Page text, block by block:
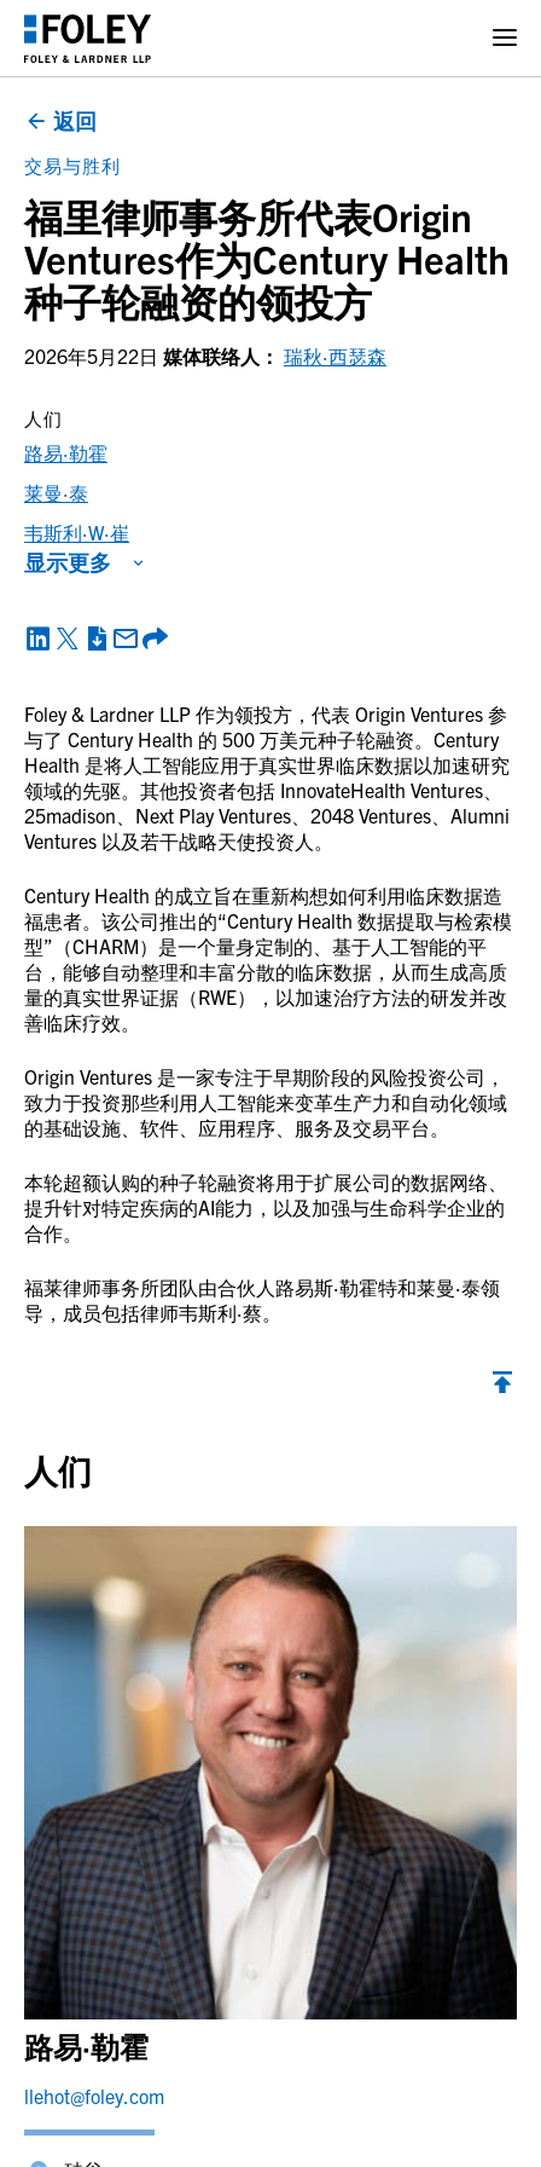
返回
交易与胜利
福里律师事务所代表Origin
Ventures作为Century Health
种子轮融资的领投方
2026年5月22日 媒体联络人： 瑞秋·西瑟森
Foley & Lardner LLP 作为领投方，代表 Origin Ventures 参
与了 Century Health 的 500 万美元种子轮融资。Century
Health 是将人工智能应用于真实世界临床数据以加速研究
领域的先驱。其他投资者包括 InnovateHealth Ventures、
25madison、Next Play Ventures、2048 Ventures、Alumni
Ventures 以及若干战略天使投资人。
Century Health 的成立旨在重新构想如何利用临床数据造
福患者。该公司推出的“Century Health 数据提取与检索模
型”（CHARM）是一个量身定制的、基于人工智能的平
台，能够自动整理和丰富分散的临床数据，从而生成高质
量的真实世界证据（RWE），以加速治疗方法的研发并改
善临床疗效。
Origin Ventures 是一家专注于早期阶段的风险投资公司，
致力于投资那些利用人工智能来变革生产力和自动化领域
的基础设施、软件、应用程序、服务及交易平台。
本轮超额认购的种子轮融资将用于扩展公司的数据网络、
提升针对特定疾病的AI能力，以及加强与生命科学企业的
合作。
福莱律师事务所团队由合伙人路易斯·勒霍特和莱曼·泰领
导，成员包括律师韦斯利·蔡。
人们
路易·勒霍
莱曼·泰
韦斯利·W·崔
显示更多
人们
路易·勒霍
llehot@foley.com